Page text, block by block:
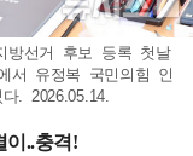
방선거 후보 등록 첫날
서 유정복 국민의힘 인
. 2026.05.14.